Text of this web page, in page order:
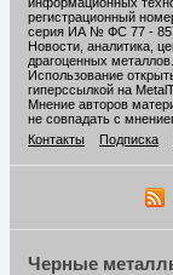
регистрационный
серия ИА № ФС 77 -
Новости, аналитика,
драгоценных металлов.
Использование
гиперссылкой на
Мнение авторов
не совпадать с
Контакты
Подписка
Черные